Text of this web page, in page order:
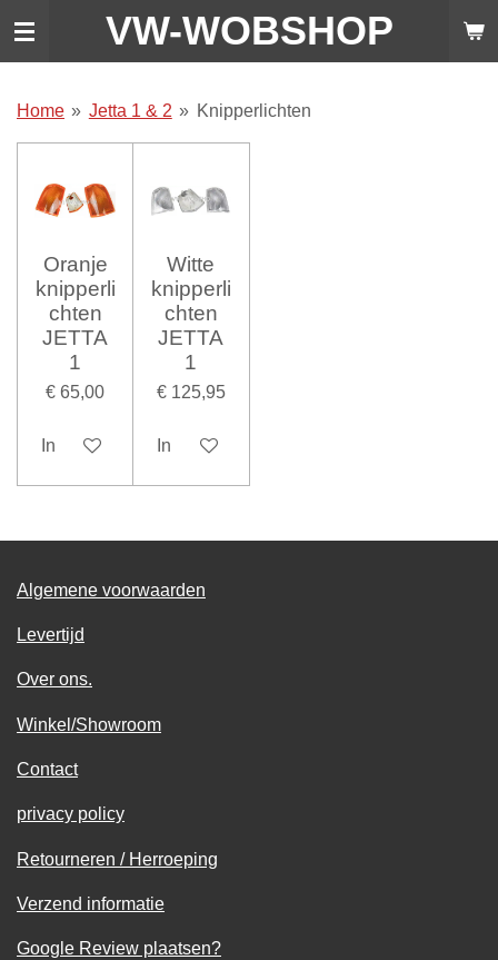
Ga
de
VW-WOBSHOP
Home » Jetta 1 & 2 » Knipperlichten
Oranje
knipperli
chten
JETTA
1
€ 65,00
In winkelwagen
Witte
knipperli
chten
JETTA
1
€ 125,95
In winkelwagen
Algemene voorwaarden
Levertijd
Over ons.
Winkel/Showroom
Contact
privacy policy
Retourneren / Herroeping
Verzend informatie
Google Review plaatsen?